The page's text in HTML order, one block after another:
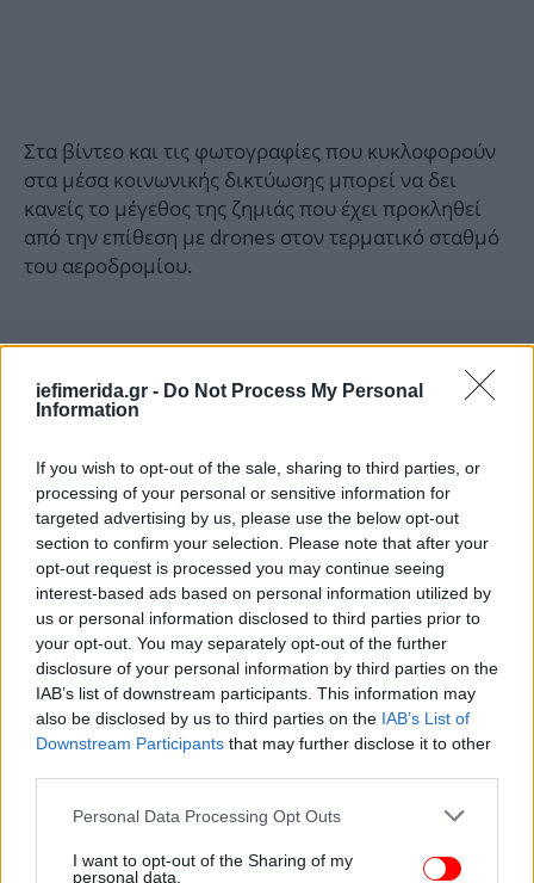
iefimerida.gr - Do Not Process My Personal
Information
If you wish to opt-out of the sale, sharing to third parties, or
processing of your personal or sensitive information for
targeted advertising by us, please use the below opt-out
section to confirm your selection. Please note that after your
opt-out request is processed you may continue seeing
interest-based ads based on personal information utilized by
us or personal information disclosed to third parties prior to
your opt-out. You may separately opt-out of the further
disclosure of your personal information by third parties on the
IAB’s list of downstream participants. This information may
also be disclosed by us to third parties on the IAB’s List of
Downstream Participants that may further disclose it to other
Please note that this website/app uses one or more Google
not limited to your visit or usage behaviour. You may click to
Personal Data Processing Opt Outs
I want to opt-out of the Sharing of my
personal data.
Στα βίντεο και τις φωτογραφίες που κυκλοφορούν
στα μέσα κοινωνικής δικτύωσης μπορεί να δει
κανείς το μέγεθος της ζημιάς που έχει προκληθεί
από την επίθεση με drones στον τερματικό σταθμό
του αεροδρομίου.